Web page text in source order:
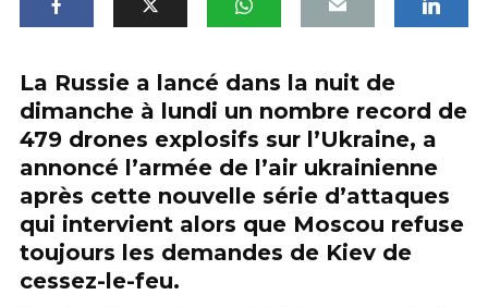
La Russie a lancé dans la nuit de
dimanche à lundi un nombre record de
479 drones explosifs sur l’Ukraine, a
annoncé l’armée de l’air ukrainienne
après cette nouvelle série d’attaques
qui intervient alors que Moscou refuse
toujours les demandes de Kiev de
cessez-le-feu.